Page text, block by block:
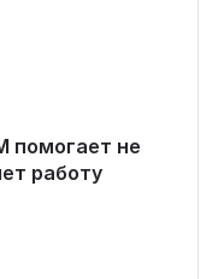
помогает не
работу